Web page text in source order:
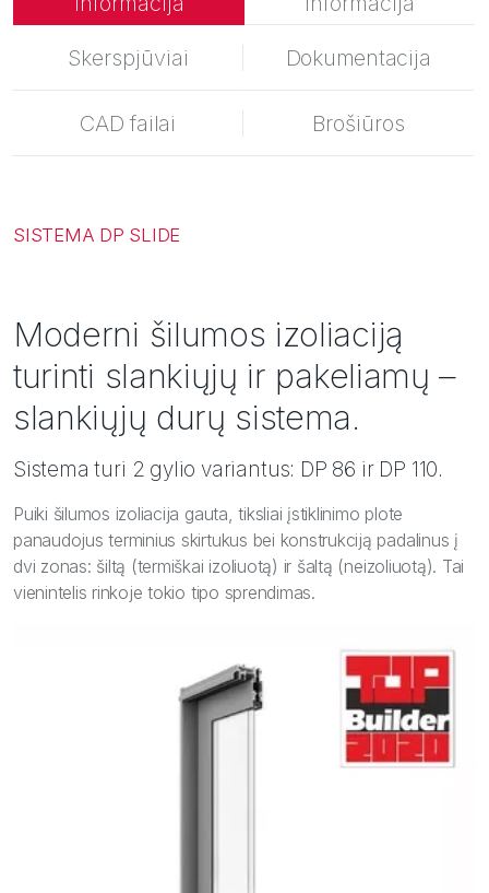
ĮkvėpimaiSkerspjūviai Dokumentacija
CAD failai Brošiūros
SISTEMA DP SLIDE
Moderni šilumos izoliaciją
turinti slankiųjų ir pakeliamų –
slankiųjų durų sistema.
Sistema turi 2 gylio variantus: DP 86 ir DP 110.
Puiki šilumos izoliacija gauta, tiksliai įstiklinimo plote
panaudojus terminius skirtukus bei konstrukciją padalinus į
dvi zonas: šiltą (termiškai izoliuotą) ir šaltą (neizoliuotą). Tai
vienintelis rinkoje tokio tipo sprendimas.